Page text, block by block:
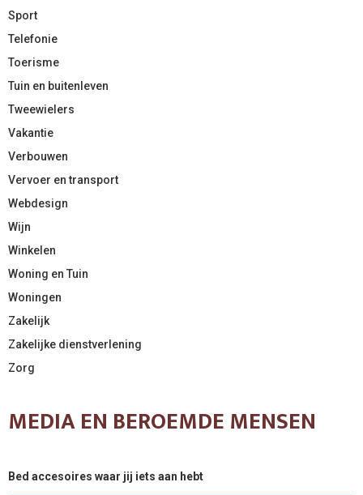
Sport
Telefonie
Toerisme
Tuin en buitenleven
Tweewielers
Vakantie
Verbouwen
Vervoer en transport
Webdesign
Wijn
Winkelen
Woning en Tuin
Woningen
Zakelijk
Zakelijke dienstverlening
Zorg
MEDIA EN BEROEMDE MENSEN
Bed accesoires waar jij iets aan hebt